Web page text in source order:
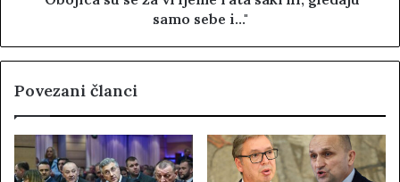
samo sebe i..."
Povezani članci